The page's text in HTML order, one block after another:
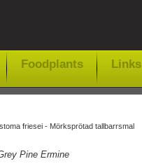
Foodplants Links
friesei - Mörksprötad tallbarrsmal
Pine Ermine